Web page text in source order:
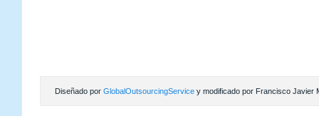
Diseñado por GlobalOutsourcingService y modificado por Francisco Javier